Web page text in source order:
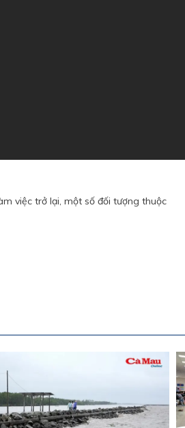
việc trở lại, một số đối tượng thuộc